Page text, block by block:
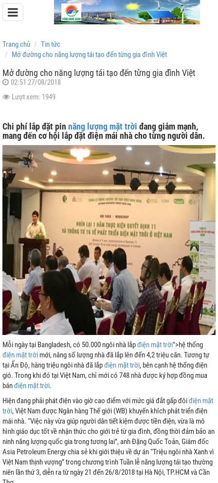
Pin Lưu Trữ Easyway
Trang chủ
Tin tức
Mở đường cho năng lượng tái tạo đến từng gia đình Việt
Mở đường cho năng lượng tái tạo đến từng gia đình Việt
02:51 27/08/2018
Lượt xem: 1949
Chi phí lắp đặt pin năng lượng mặt trời đang giảm mạnh,
mang đến cơ hội lắp đặt điện mái nhà cho từng người dân.
Mỗi ngày tại Bangladesh, có 50.000 ngôi nhà lắpđiện mặt trời">hệ thống
điện mặt trời mới, nâng số lượng nhà đã lắp lên đến 4,2 triệu căn. Tương tự
tại Ấn Độ, hàng triệu ngôi nhà đã lắpđiện mặt trời, bên cạnh hệ thống điện
gió. Trong khi đó tại Việt Nam, chỉ mới có 748 nhà được ký hợp đồng mua
bánđiện mặt trời.
Hiện đang phải phát điện vào giờ cao điểm với mức giá đắt gấp đôiđiện mặt
trời, Việt Nam được Ngân hàng Thế giới (WB) khuyến khích phát triển điện
mái nhà. “Việc này vừa giúp người dân tiết kiệm được tiền điện, vừa là mô
hình giáo dục tốt về nhận thức cho giới trẻ từ gia đình, đồng thời đảm bảo an
ninh năng lượng quốc gia trong tương lai”, anh Đặng Quốc Toản, Giám đốc
Asia Petroleum Energy chia sẻ khi giới thiệu về dự án “Triệu ngôi nhà Xanh vì
Việt Nam thịnh vượng” trong chương trình Tuần lễ năng lượng tái tạo thường
niên lần thứ 3, diễn ra từ ngày 21 đến 26/8/2018 tại Hà Nội, TP.HCM và Cần